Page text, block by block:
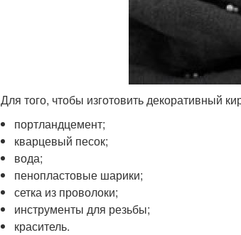
Для того, чтобы изготовить декоративный
портландцемент;
кварцевый песок;
вода;
пенопластовые шарики;
сетка из проволоки;
инструменты для резьбы;
краситель.